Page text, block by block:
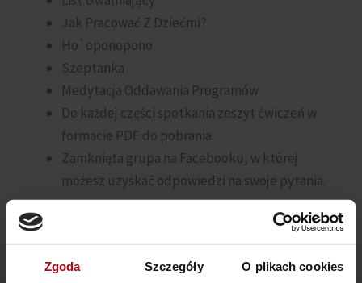
Zgoda Szczegóły O plikach cookies
Jak Pracować Z Dziećmi?
Ho`oponopono
Szeptanka
Medytacja Oddawania Programów
Do każdej części spotkania zeszyt ćwiczeń w
formacie PDF do pobrania.
Zamknięta grupa na Facebooku, w której
możesz uzyskać odpowiedzi na swoje pytania.
************
nagranych materiałów. W tym czasie możesz